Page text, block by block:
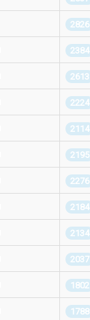
2826
2384
2613
2224
2114
2195
2276
2184
2134
2037
1802
1788